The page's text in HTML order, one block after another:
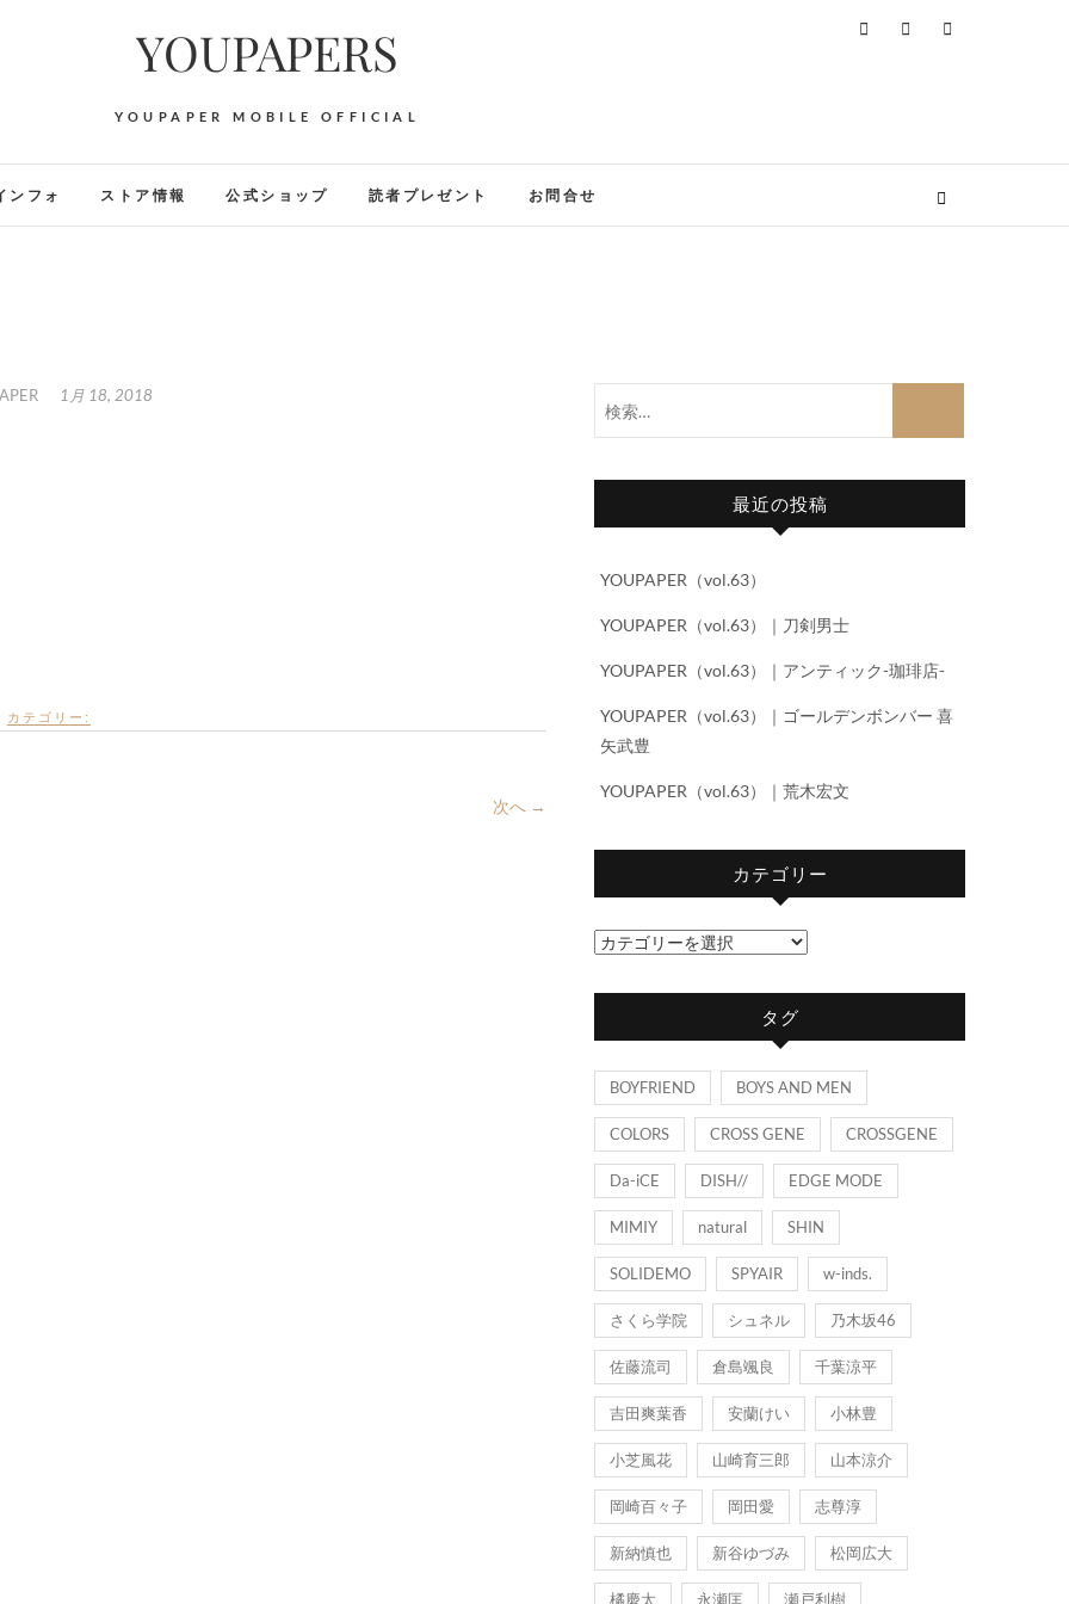
YOUPAPERS
YOUPAPER MOBILE OFFICIAL
ンフォ ストア情報 公式ショップ 読者プレゼント お問合せ
1月 18, 2018
カテゴリー:
次へ →
最近の投稿
YOUPAPER（vol.63）
YOUPAPER（vol.63）｜刀剣男士
YOUPAPER（vol.63）｜アンティック-珈琲店-
YOUPAPER（vol.63）｜ゴールデンボンバー 喜
矢武豊
YOUPAPER（vol.63）｜荒木宏文
カテゴリー
カ
タグ
BOYFRIEND BOYS AND MEN
COLORS CROSS GENE CROSSGENE
Da-iCE DISH// EDGE MODE
MIMIY natural SHIN
SOLIDEMO SPYAIR w-inds.
さくら学院 シュネル 乃木坂46
佐藤流司 倉島颯良 千葉涼平
吉田爽葉香 安蘭けい 小林豊
小芝風花 山崎育三郎 山本涼介
岡崎百々子 岡田愛 志尊淳
新納慎也 新谷ゆづみ 松岡広大
橘慶太 永瀬匡 瀬戸利樹